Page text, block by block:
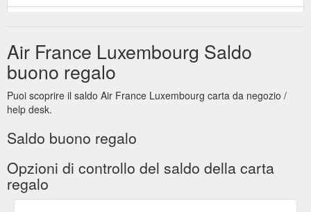
Cartes de réduction; Paperplane - Carte cadeau et cagnotte ...
https://www.airfrance.lu/LU/fr/common/voyageurfrequent/
flying-blue.htm
Air France et Delta Airlines
Retour; Nos meilleurs tarifs et
promotions · Les vols les moins chers des 6 prochains mois;
Cartes de réduction; Paperplane - Carte cadeau et cagnotte ...
https://www.airfrance.lu/LU/fr/local/resainfovol/meilleuresoffres/
airlines.htm
L''intérieur, des
chambres au bar, joue aussi la carte des sixties avec son
Air France Luxembourg Saldo
buono regalo
Puoi scoprire il saldo Air France Luxembourg carta da negozio /
help desk.
Saldo buono regalo
Opzioni di controllo del saldo della carta
regalo